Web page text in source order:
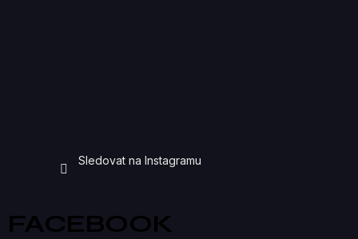
Sledovat na Instagramu
FACEBOOK